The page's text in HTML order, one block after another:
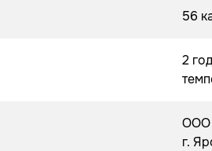
56
2
ООО
г.